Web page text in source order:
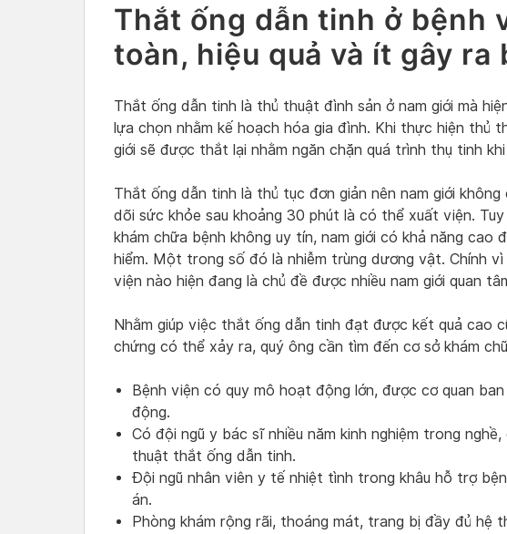
Thắt ống dẫn tinh ở bệnh
toàn, hiệu quả và ít gây ra
Thắt ống dẫn tinh là thủ thuật đình sản ở nam giới mà
lựa chọn nhằm kế hoạch hóa gia đình. Khi thực hiện thủ
giới sẽ được thắt lại nhằm ngăn chặn quá trình thụ tinh
Thắt ống dẫn tinh là thủ tục đơn giản nên nam giới
dõi sức khỏe sau khoảng 30 phút là có thể xuất viện.
khám chữa bệnh không uy tín, nam giới có khả năng cao
hiểm. Một trong số đó là nhiễm trùng dương vật. Chính
viện nào hiện đang là chủ đề được nhiều nam giới quan
Nhằm giúp việc thắt ống dẫn tinh đạt được kết quả cao
chứng có thể xảy ra, quý ông cần tìm đến cơ sở khám
Bệnh viện có quy mô hoạt động lớn, được cơ quan
động.
Có đội ngũ y bác sĩ nhiều năm kinh nghiệm trong
thuật thắt ống dẫn tinh.
Đội ngũ nhân viên y tế nhiệt tình trong khâu hỗ trợ
án.
Phòng khám rộng rãi, thoáng mát, trang bị đầy đủ hệ